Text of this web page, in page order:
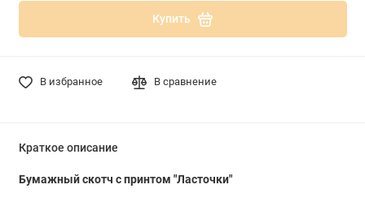
Купить
В избранное В сравнение
Краткое описание
Бумажный скотч с принтом "Ласточки"